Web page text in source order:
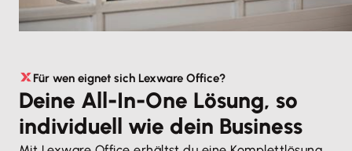
Für wen eignet sich Lexware Office?
Deine All-In-One Lösung, so
individuell wie dein Business